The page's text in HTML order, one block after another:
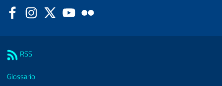
FacebookInstagram
Twitter YouTube
RSS
Glossario